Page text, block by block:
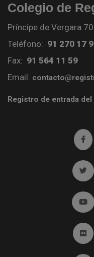
Colegio de
Príncipe de Vergara
Teléfono: 91 270 17
Fax: 91 564 11 59
Email:
Registro de entrada
Ir
Ir
Ir